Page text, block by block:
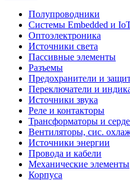
Полупроводники
Системы Embedded и
Oптоэлектроника
Источники света
Пассивные элементы
Разъeмы
Предохранители и
Переключатели и
Источники звука
Реле и контакторы
Трансформаторы и
Вентиляторы, сис.
Источники энергии
Провода и кабели
Механические элементы
Корпуса